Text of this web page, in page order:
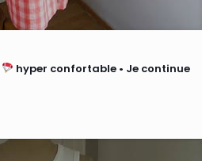
hyper confortable • Je continue